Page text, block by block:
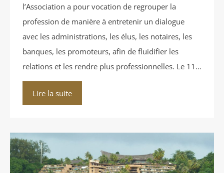
l’Association a pour vocation de regrouper la
profession de manière à entretenir un dialogue
avec les administrations, les élus, les notaires, les
banques, les promoteurs, afin de fluidifier les
relations et les rendre plus professionnelles. Le 11…
Lire la suite